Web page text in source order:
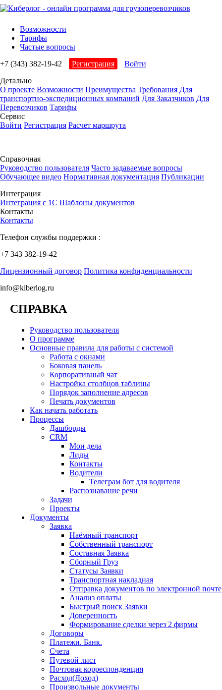
Возможности
Тарифы
Частые вопросы
+7 (343) 382-19-42
Регистрация
Войти
Детально
О проекте Возможности Преимущества Требования Для
транспортно-экспедиционных компаний Для Заказчиков Для
Перевозчиков Тарифы
Сервис
Войти Регистрация Расчет маршрута
Справочная
Руководство пользователя Часто задаваемые вопросы
Обучающее видео Нормативная документация Публикации
Интеграция
Интеграция с 1С Шаблоны документов
Контакты
Контакты
Телефон службы поддержки :
+7 343 382-19-42
Лицензионный договор Политика конфиденциальности
info@kiberlog.ru
СПРАВКА
Руководство пользователя
О программе
Основные правила для работы с системой
Работа с окнами
Боковая панель
Корпоративный чат
Настройка столбцов таблицы
Порядок заполнение адресов
Печать документов
Как начать работать
Процессы
Дашборды
CRM
Мои дела
Лиды
Контакты
Водители
Телеграм бот для водителя
Распознаваниe речи
Задачи
Проекты
Документы
Заявка
Наёмный транспорт
Собственный транспорт
Составная Заявка
Сборный Груз
Статусы Заявки
Транспортная накладная
Отправка документов по электронной почте
Анализ оплаты
Быстрый поиск Заявки
Доверенность
Формирование сделки через 2 фирмы
Договоры
Платежи. Банк.
Счета
Путевой лист
Почтовая корреспонденция
Расход(Доход)
Произвольные документы